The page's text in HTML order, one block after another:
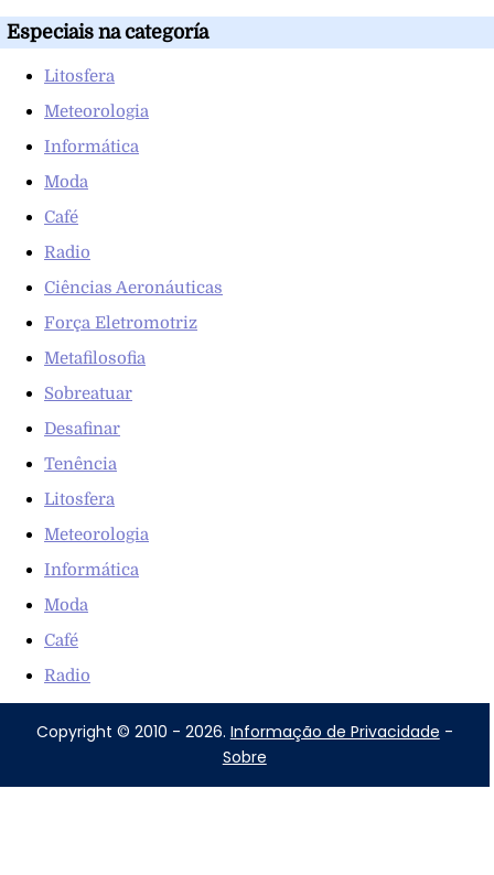
Especiais na categoría
Litosfera
Meteorologia
Informática
Moda
Café
Radio
Ciências Aeronáuticas
Força Eletromotriz
Metafilosofia
Sobreatuar
Desafinar
Tenência
Litosfera
Meteorologia
Informática
Moda
Café
Radio
Copyright © 2010 - 2026. Informação de Privacidade -
Sobre